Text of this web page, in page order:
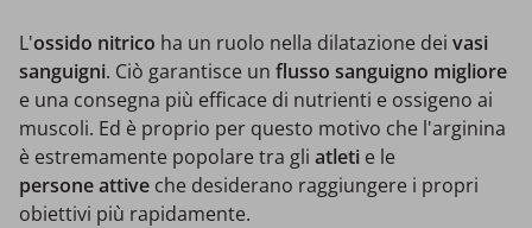
L'ossido nitrico ha un ruolo nella dilatazione dei vasi
sanguigni. Ciò garantisce un flusso sanguigno migliore
e una consegna più efficace di nutrienti e ossigeno ai
muscoli. Ed è proprio per questo motivo che l'arginina
è estremamente popolare tra gli atleti e le
persone attive che desiderano raggiungere i propri
obiettivi più rapidamente.